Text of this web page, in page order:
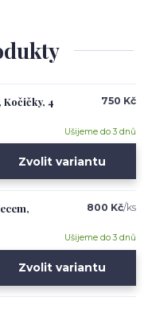
Kočičky, 4
750 Kč
Ušijeme do 3 dnů
Zvolit variantu
800 Kč/ks
Ušijeme do 3 dnů
Zvolit variantu